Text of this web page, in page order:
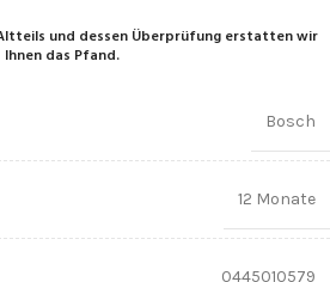
und dessen Überprüfung erstatten wir
Ihnen das Pfand.
Bosch
12 Monate
0445010579